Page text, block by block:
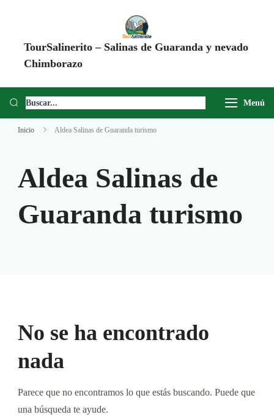
TourSalinerito – Salinas de Guaranda y nevado
Chimborazo
Chimborazo, Minas de Sal, Quesera El Salinerito, Chocolates El
Menú
Inicio Aldea Salinas de Guaranda turismo
Aldea Salinas de
Guaranda turismo
No se ha encontrado
nada
Parece que no encontramos lo que estás buscando. Puede que
una búsqueda te ayude.